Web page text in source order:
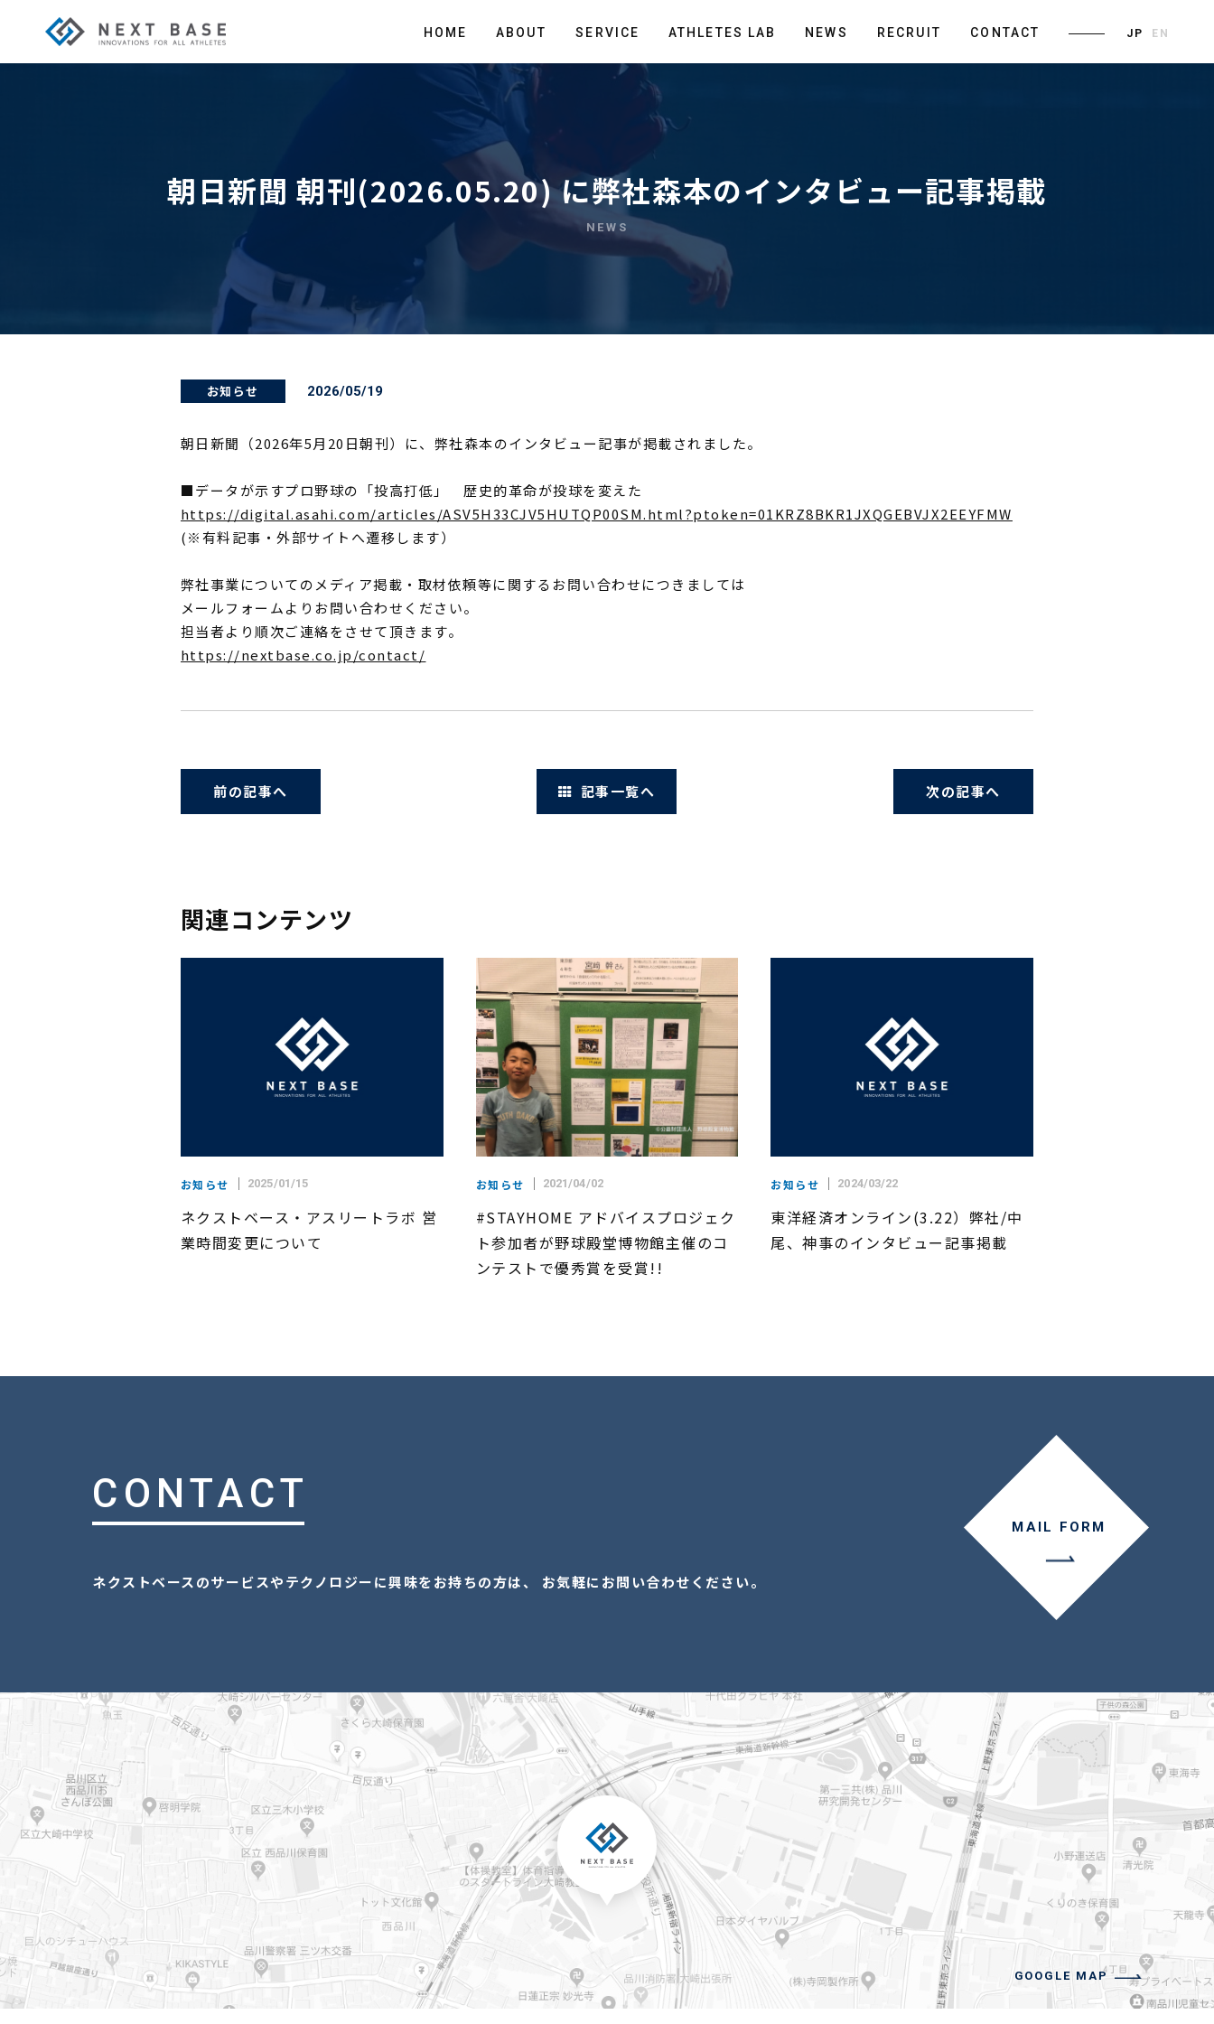
HOME ABOUT SERVICE ATHLETES LAB NEWS RECRUIT CONTACT JP EN
朝日新聞 朝刊(2026.05.20) に弊社森本のインタビュー記事掲載
NEWS
お知らせ 2026/05/19
朝日新聞（2026年5月20日朝刊）に、弊社森本のインタビュー記事が掲載されました。
■データが示すプロ野球の「投高打低」 歴史的革命が投球を変えた
https://digital.asahi.com/articles/ASV5H33CJV5HUTQP00SM.html?ptoken=01KRZ8BKR1JXQGEBVJX2EEYFMW
(※有料記事・外部サイトへ遷移します）
弊社事業についてのメディア掲載・取材依頼等に関するお問い合わせにつきましては
メールフォームよりお問い合わせください。
担当者より順次ご連絡をさせて頂きます。
https://nextbase.co.jp/contact/
前の記事へ 記事一覧へ 次の記事へ
関連コンテンツ
お知らせ 2025/01/15
ネクストベース・アスリートラボ 営
業時間変更について
お知らせ 2021/04/02
#STAYHOME アドバイスプロジェク
ト参加者が野球殿堂博物館主催のコ
ンテストで優秀賞を受賞!!
お知らせ 2024/03/22
東洋経済オンライン(3.22）弊社/中
尾、神事のインタビュー記事掲載
CONTACT
ネクストベースのサービスやテクノロジーに興味をお持ちの方は、 お気軽にお問い合わせください。
MAIL FORM
GOOGLE MAP